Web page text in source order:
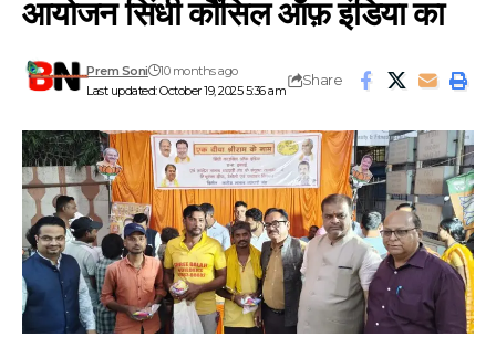
आयोजन सिंधी कौंसिल ऑफ़ इंडिया का
Last updated: October 19, 2025 5:36 am
Prem Soni 10 months ago
Share